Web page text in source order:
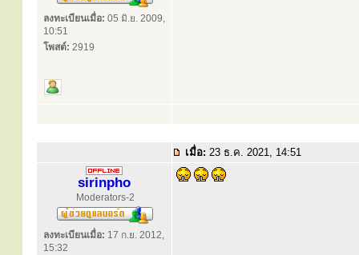
ลงทะเบียนเมื่อ: 05 มิ.ย. 2009,
10:51
โพสต์: 2919
เมื่อ: 23 ธ.ค. 2021, 14:51
sirinpho
Moderators-2
ลงทะเบียนเมื่อ: 17 ก.ย. 2012,
15:32